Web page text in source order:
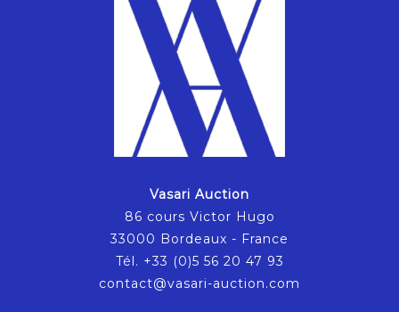
Vasari Auction
86 cours Victor Hugo
33000 Bordeaux - France
Tél. +33 (0)5 56 20 47 93
contact@vasari-auction.com